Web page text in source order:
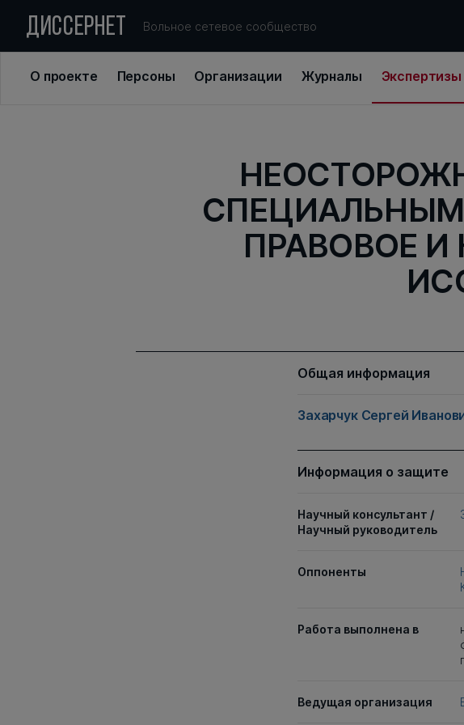
ДИССЕРНЕТ Вольное сетевое сообщество
О проекте Персоны Организации Журналы Экспертизы
ПРАВОВОЕ
Общая информация
Захарчук Сергей
Информация о защите
Научный консультант /
Научный руководитель
Оппоненты
Работа выполнена в
Ведущая организация